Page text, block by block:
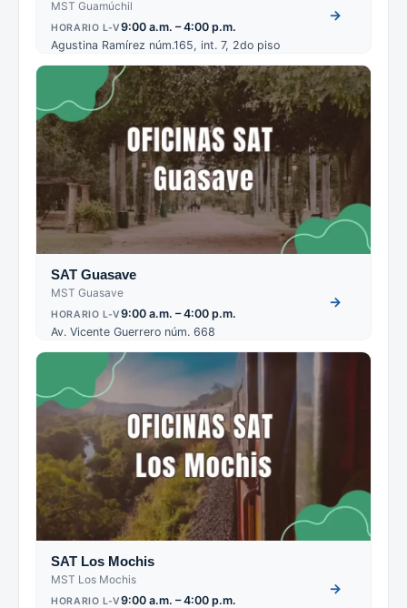
MST Guamúchil
HORARIO L-V9:00 a.m. – 4:00 p.m.
Agustina Ramírez núm.165, int. 7, 2do piso
→
SAT Guasave
MST Guasave
HORARIO L-V9:00 a.m. – 4:00 p.m.
Av. Vicente Guerrero núm. 668
→
SAT Los Mochis
MST Los Mochis
HORARIO L-V9:00 a.m. – 4:00 p.m.
→